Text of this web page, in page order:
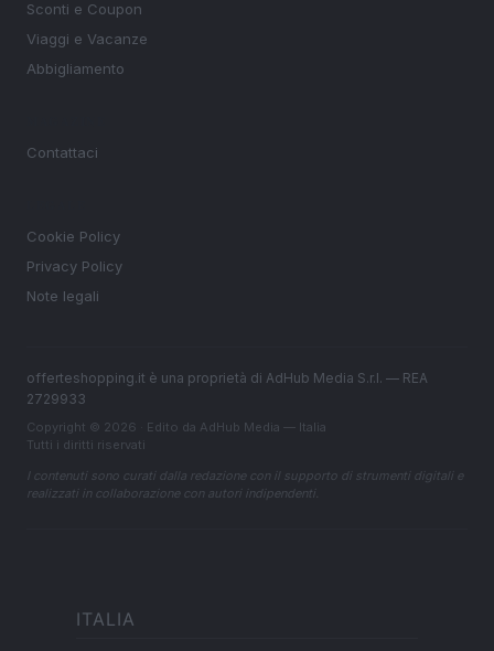
Sconti e Coupon
Viaggi e Vacanze
Abbigliamento
Contattaci
Cookie Policy
Privacy Policy
Note legali
offerteshopping.it è una proprietà di AdHub Media S.r.l. — REA
2729933
Copyright © 2026 · Edito da AdHub Media — Italia
Tutti i diritti riservati
I contenuti sono curati dalla redazione con il supporto di strumenti digitali e
realizzati in collaborazione con autori indipendenti.
ITALIA